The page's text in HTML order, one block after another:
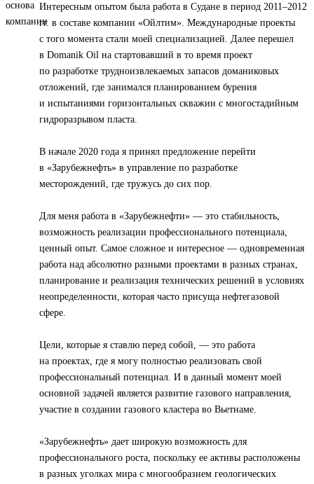
Интересным опытом была работа в Судане в период 2011–2012
гг. в составе компании «Ойлтим». Международные проекты
с того момента стали моей специализацией. Далее перешел
в Domanik Oil на стартовавший в то время проект
по разработке трудноизвлекаемых запасов доманиковых
отложений, где занимался планированием бурения
и испытаниями горизонтальных скважин с многостадийным
гидроразрывом пласта.
В начале 2020 года я принял предложение перейти
в «Зарубежнефть» в управление по разработке
месторождений, где тружусь до сих пор.
Для меня работа в «Зарубежнефти» — это стабильность,
возможность реализации профессионального потенциала,
ценный опыт. Самое сложное и интересное — одновременная
работа над абсолютно разными проектами в разных странах,
планирование и реализация технических решений в условиях
неопределенности, которая часто присуща нефтегазовой
сфере.
Цели, которые я ставлю перед собой, — это работа
на проектах, где я могу полностью реализовать свой
профессиональный потенциал. И в данный момент моей
основной задачей является развитие газового направления,
участие в создании газового кластера во Вьетнаме.
«Зарубежнефть» дает широкую возможность для
профессионального роста, поскольку ее активы расположены
в разных уголках мира с многообразием геологических